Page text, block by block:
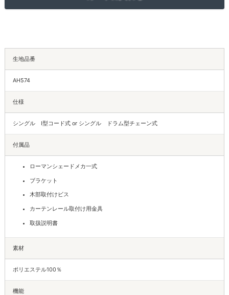
生地品番
AH574
仕様
シングル I型コード式 or シングル ドラム型チェーン式
付属品
ローマンシェードメカ一式
ブラケット
木部取付けビス
カーテンレール取付け用金具
取扱説明書
素材
ポリエステル100％
機能